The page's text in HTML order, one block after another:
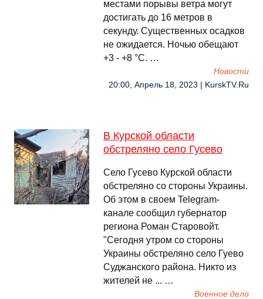
местами порывы ветра могут
достигать до 16 метров в
секунду. Существенных осадков
не ожидается. Ночью обещают
+3 - +8 °С. …
Новости
20:00, Апрель 18, 2023 | KurskTV.Ru
В Курской области
обстреляно село Гусево
Село Гусево Курской области
обстреляно со стороны Украины.
Об этом в своем Telegram-
канале сообщил губернатор
региона Роман Старовойт.
"Сегодня утром со стороны
Украины обстреляно село Гуево
Суджанского района. Никто из
жителей не ... …
Военное дело